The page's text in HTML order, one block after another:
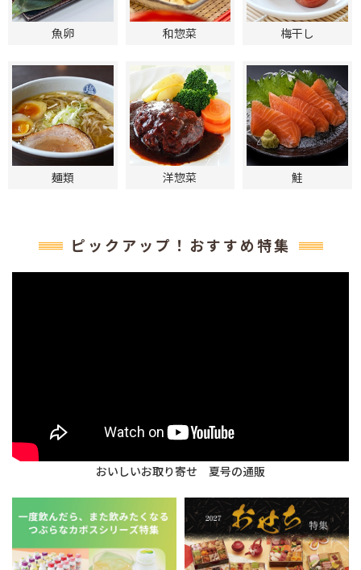
魚卵 和惣菜 梅干し
麺類 洋惣菜 鮭
ピックアップ！おすすめ特集
おいしいお取り寄せ 夏号の通販